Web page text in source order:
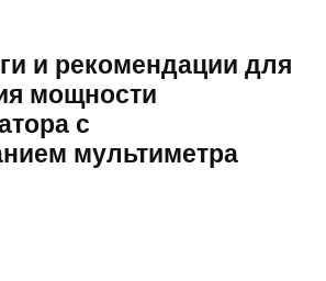
и рекомендации для
мощности
с
мультиметра